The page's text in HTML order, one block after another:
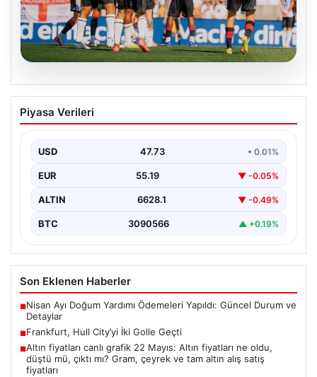
08.08.2026
Frankfurt, Hull City’yi İki Golle Geçti
Almanya’nın köklü kulüplerinden Eintracht Frankfurt,
Piyasa Verileri
USD 47.73 • 0.01%
EUR 55.19 ▼ -0.05%
ALTIN 6628.1 ▼ -0.49%
BTC 3090566 ▲ +0.19%
Son Eklenen Haberler
■Nisan Ayı Doğum Yardımı Ödemeleri Yapıldı: Güncel Durum ve
Detaylar
■Frankfurt, Hull City’yi İki Golle Geçti
■Altın fiyatları canlı grafik 22 Mayıs: Altın fiyatları ne oldu,
düştü mü, çıktı mı? Gram, çeyrek ve tam altın alış satış
fiyatları